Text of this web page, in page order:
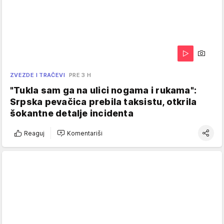
ZVEZDE I TRAČEVI PRE 3 H
"Tukla sam ga na ulici nogama i rukama":
Srpska pevačica prebila taksistu, otkrila
šokantne detalje incidenta
Reaguj Komentariši